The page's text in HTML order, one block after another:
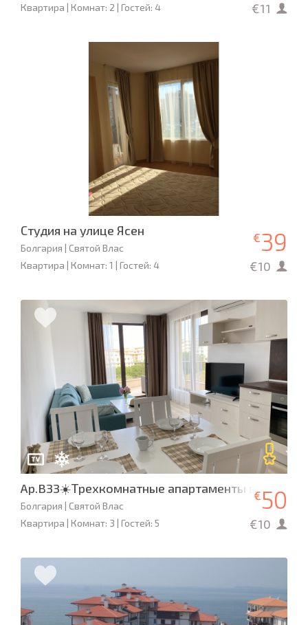
Квартира | Комнат: 2 | Гостей: 4
€11
Студия на улице Ясен
Болгария | Святой Влас
Квартира | Комнат: 1 | Гостей: 4
€39
€10
Ap.B33☀️Трехкомнатные апартаменты в
Болгария | Святой Влас
Квартира | Комнат: 3 | Гостей: 5
€50
€10